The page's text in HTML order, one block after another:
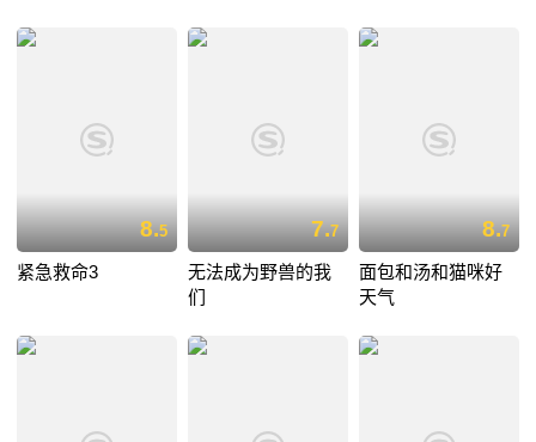
8.5
紧急救命3
7.7
无法成为野兽的我
们
8.7
面包和汤和猫咪好
天气